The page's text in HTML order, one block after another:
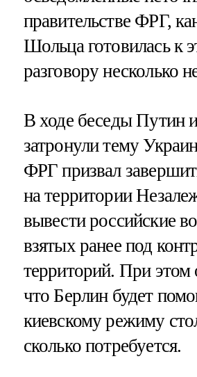
правительстве ФРГ,
Шольца готовилась к
разговору несколько
В ходе беседы Путин
затронули тему
ФРГ призвал
на территории
вывести российские
взятых ранее под
территорий. При этом
что Берлин будет
киевскому режиму
сколько потребуется.